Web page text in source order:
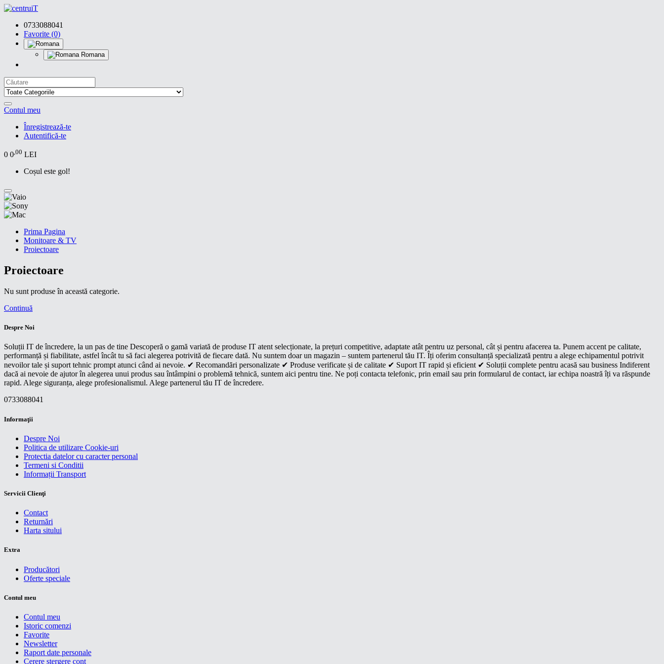
0733088041
Favorite (0)
Romana
Contul meu
Înregistrează-te
Autentifică-te
0 0,00 LEI
Coșul este gol!
Prima Pagina
Monitoare & TV
Proiectoare
Proiectoare
Nu sunt produse în această categorie.
Continuă
Despre Noi
Soluții IT de încredere, la un pas de tine Descoperă o gamă variată de produse IT atent selecționate, la prețuri competitive, adaptate atât pentru uz personal, cât și pentru afacerea ta. Punem accent pe calitate,
performanță și fiabilitate, astfel încât tu să faci alegerea potrivită de fiecare dată. Nu suntem doar un magazin – suntem partenerul tău IT. Îți oferim consultanță specializată pentru a alege echipamentul potrivit
nevoilor tale și suport tehnic prompt atunci când ai nevoie. ✔ Recomandări personalizate ✔ Produse verificate și de calitate ✔ Suport IT rapid și eficient ✔ Soluții complete pentru acasă sau business Indiferent
dacă ai nevoie de ajutor în alegerea unui produs sau întâmpini o problemă tehnică, suntem aici pentru tine. Ne poți contacta telefonic, prin email sau prin formularul de contact, iar echipa noastră îți va răspunde
rapid. Alege siguranța, alege profesionalismul. Alege partenerul tău IT de încredere.
0733088041
Informaţii
Despre Noi
Politica de utilizare Cookie-uri
Protectia datelor cu caracter personal
Termeni si Conditii
Informații Transport
Servicii Clienţi
Contact
Returnări
Harta sitului
Extra
Producători
Oferte speciale
Contul meu
Contul meu
Istoric comenzi
Favorite
Newsletter
Raport date personale
Cerere stergere cont